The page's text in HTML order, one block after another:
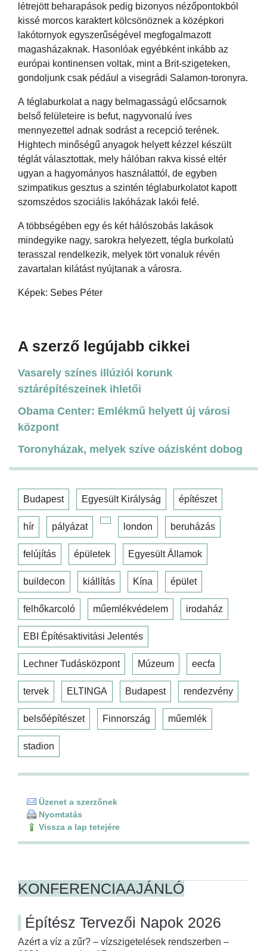
létrejött beharapások pedig bizonyos nézőpontokból
kissé morcos karaktert kölcsönöznek a középkori
lakótornyok egyszerűségével megfogalmazott
magasházaknak. Hasonlóak egyébként inkább az
európai kontinensen voltak, mint a Brit-szigeteken,
gondoljunk csak pédául a visegrádi Salamon-toronyra.
A téglaburkolat a nagy belmagasságú előcsarnok
belső felületeire is befut, nagyvonalú íves
mennyezettel adnak sodrást a recepció terének.
Hightech minőségű anyagok helyett kézzel készült
téglát választottak, mely hálóban rakva kissé eltér
ugyan a hagyományos használattól, de egyben
szimpatikus gesztus a szintén téglaburkolatot kapott
szomszédos szociális lakóházak lakói felé.
A többségében egy és két hálószobás lakások
mindegyike nagy, sarokra helyezett, tégla burkolatú
terasszal rendelkezik, melyek tört vonaluk révén
zavartalan kilátást nyújtanak a városra.
Képek: Sebes Péter
A szerző legújabb cikkei
Vasarely színes illúziói korunk
sztárépítészeinek ihletői
Obama Center: Emlékmű helyett új városi
központ
Toronyházak, melyek szíve oázisként dobog
Budapest Egyesült Királyság építészet
hír pályázat london beruházás
felújítás épületek Egyesült Államok
buildecon kiállítás Kína épület
felhőkarcoló műemlékvédelem irodaház
EBI Építésaktivitási Jelentés
Lechner Tudásközpont Múzeum eecfa
tervek ELTINGA Budapest rendezvény
belsőépítészet Finnország műemlék
stadion
Üzenet a szerzőnek
Nyomtatás
Vissza a lap tetejére
KONFERENCIAAJÁNLÓ
Építész Tervezői Napok 2026
Azért a víz a zűr? – vízszigetelések rendszerben –